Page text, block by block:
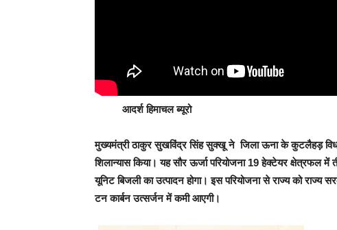
आदर्श हिमाचल ब्यूरो
मुख्यमंत्री ठाकुर सुखविंद्र सिंह सुक्खू ने जिला ऊना के कुटलैहड़
शिलान्यास किया। यह सौर ऊर्जा परियोजना 19 हेक्टेयर क्षेत्रफल में
यूनिट बिजली का उत्पादन होगा। इस परियोजना से राज्य को राज्य
टन कार्बन उत्सर्जन में कमी आएगी।